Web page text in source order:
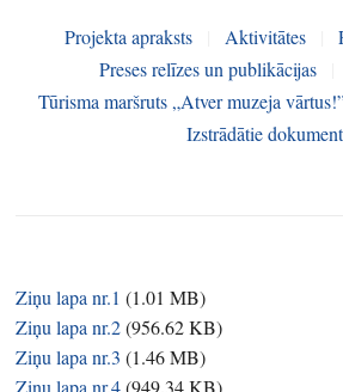
Projekta apraksts Aktivitātes
Preses relīzes un publikācijas
Tūrisma maršruts „Atver muzeja
Izstrādātie
Ziņu lapa nr.1 (1.01 MB)
Ziņu lapa nr.2(956.62 KB)
Ziņu lapa nr.3 (1.46 MB)
Ziņu lapa nr.4(949.34 KB)